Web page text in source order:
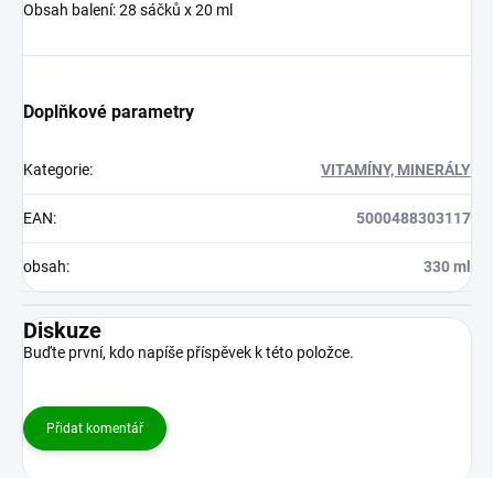
Obsah balení: 28 sáčků x 20 ml
Doplňkové parametry
Kategorie: VITAMÍNY, MINERÁLY
EAN: 5000488303117
obsah: 330 ml
Diskuze
Buďte první, kdo napíše příspěvek k této položce.
Přidat komentář